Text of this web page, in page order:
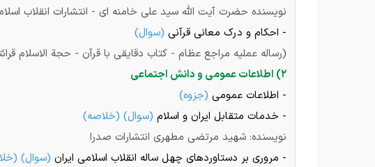
نویسنده حضرت آیت الله سید علی خامنه ای - انتشارات انقلاب
- احکام و درک معانی قرآنی (سوال)
(رساله عملیه مراجع عظام - کتاب دقایقی با قرآن - حجة الاسلام
۲) اطلاعات عمومی و دانش اجتماعی
- اطلاعات عمومی (جزوه)
- خدمات متقابل ایران و اسلام (سوال) (خلاصه)
نویسنده: شهید مرتضی مطهری انتشارات صدرا
- مروری بر دستاوردهای چهل ساله انقلاب اسلامی ایران (سوال) (